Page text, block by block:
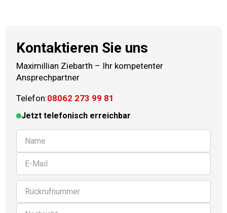
Kontaktieren Sie uns
Maximillian Ziebarth – Ihr kompetenter
Ansprechpartner
Telefon:08062 273 99 81
Jetzt telefonisch erreichbar